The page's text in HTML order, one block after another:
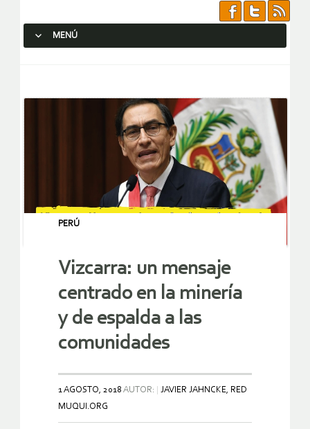
MENÚ
PERÚ
Vizcarra: un mensaje
centrado en la minería
y de espalda a las
comunidades
1 AGOSTO, 2018 AUTOR:
JAVIER JAHNCKE, RED
MUQUI.ORG